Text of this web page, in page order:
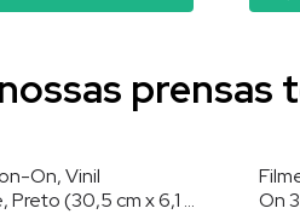
prensas
On, Vinil
(30,5 cm x 6,1 m)
On